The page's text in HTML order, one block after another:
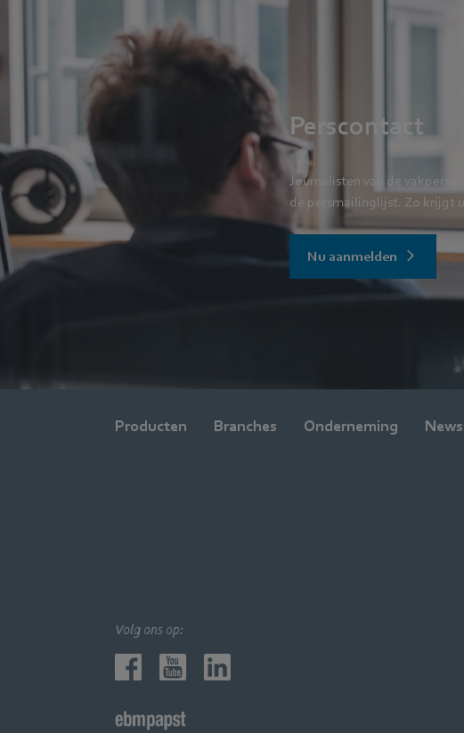
Perscontact
Journalisten van de vakpers
de persmailinglijst. Zo krijgt
Nu aanmelden
Producten Branches Onderneming
Volg ons op: